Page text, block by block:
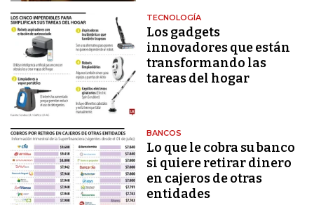
TECNOLOGÍA
Los gadgets
innovadores que están
transformando las
tareas del hogar
BANCOS
Lo que le cobra su banco
si quiere retirar dinero
en cajeros de otras
entidades